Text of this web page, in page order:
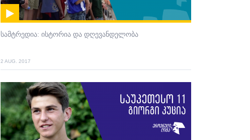
სამტრედია: ისტორია და დღევანდელობა
2 AUG. 2017